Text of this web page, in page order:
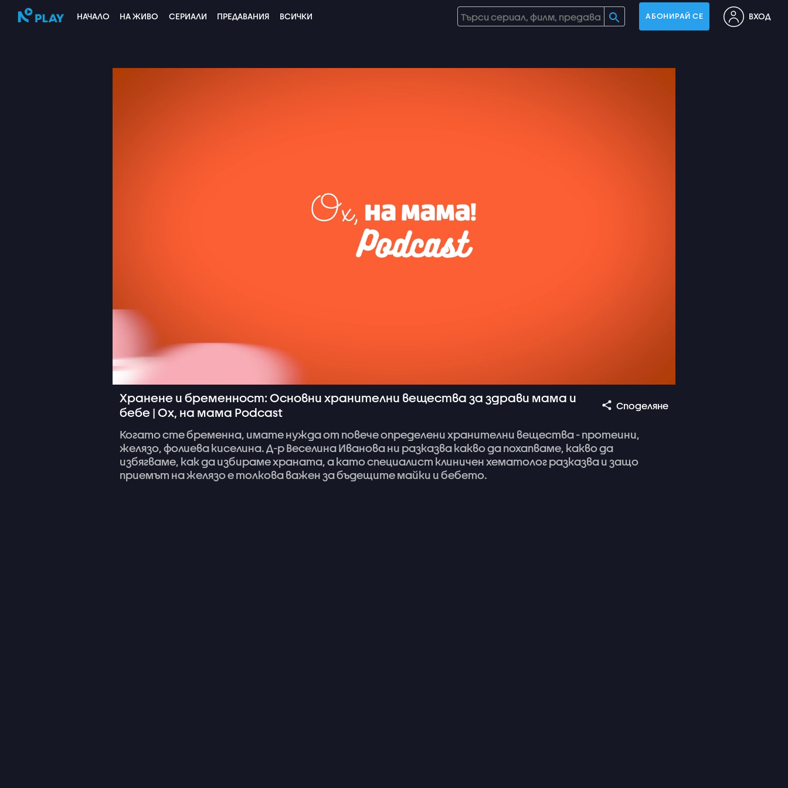
НАЧАЛО НА ЖИВО СЕРИАЛИ ПРЕДАВАНИЯ ВСИЧКИ АБОНИРАЙ СЕ ВХОД
Хранене и бременност: Основни хранителни вещества за здрави мама и
бебе | Ох, на мама Podcast
Споделяне
Когатостебременна, иматенуждаот повечеопределенихранителни вещества-протеини,
желязо,фолиева киселина.Д-рВеселинаИвановани разказва какводапохапваме, каквода
избягваме, какдаизбирамехраната,а катоспециалист клиниченхематологразказваи защо
приемът нажелязоетолковаважен забъдещитемайки ибебето.